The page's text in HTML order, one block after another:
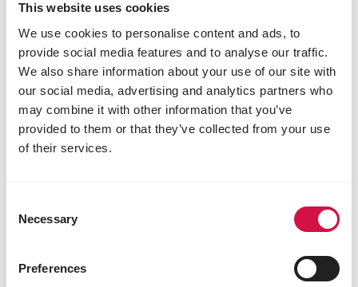
This website uses cookies
We use cookies to personalise content and ads, to
provide social media features and to analyse our traffic.
We also share information about your use of our site with
our social media, advertising and analytics partners who
may combine it with other information that you’ve
provided to them or that they’ve collected from your use
of their services.
Selection
Necessary
Preferences
Adult Care Light Sterilised with
Pyszne granulki z kurczakiem dla kotów po